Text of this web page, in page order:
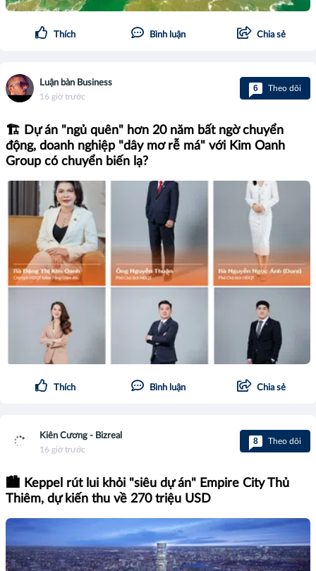
Thích Bình luận Chia sẻ
Luận bàn Business
16 giờ trước
6 Theo dõi
🏗️ Dự án "ngủ quên" hơn 20 năm bất ngờ chuyển
động, doanh nghiệp "dây mơ rễ má" với Kim Oanh
Group có chuyển biến lạ?
Thích Bình luận Chia sẻ
Kiên Cương - Bizreal
16 giờ trước
8 Theo dõi
🏙️ Keppel rút lui khỏi "siêu dự án" Empire City Thủ
Thiêm, dự kiến thu về 270 triệu USD